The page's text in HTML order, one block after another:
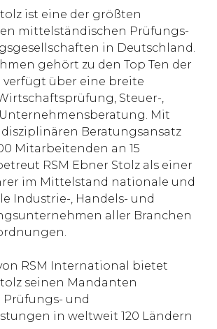
ist eine der größten
mittelständischen Prüfungs-
in Deutschland.
gehört zu den Top Ten der
verfügt über eine breite
Steuer-,
Mit
Beratungsansatz
Mitarbeitenden an 15
RSM Ebner Stolz als einer
im Mittelstand nationale und
Industrie-, Handels- und
aller Branchen
RSM International bietet
seinen Mandanten
und
in weltweit 120 Ländern